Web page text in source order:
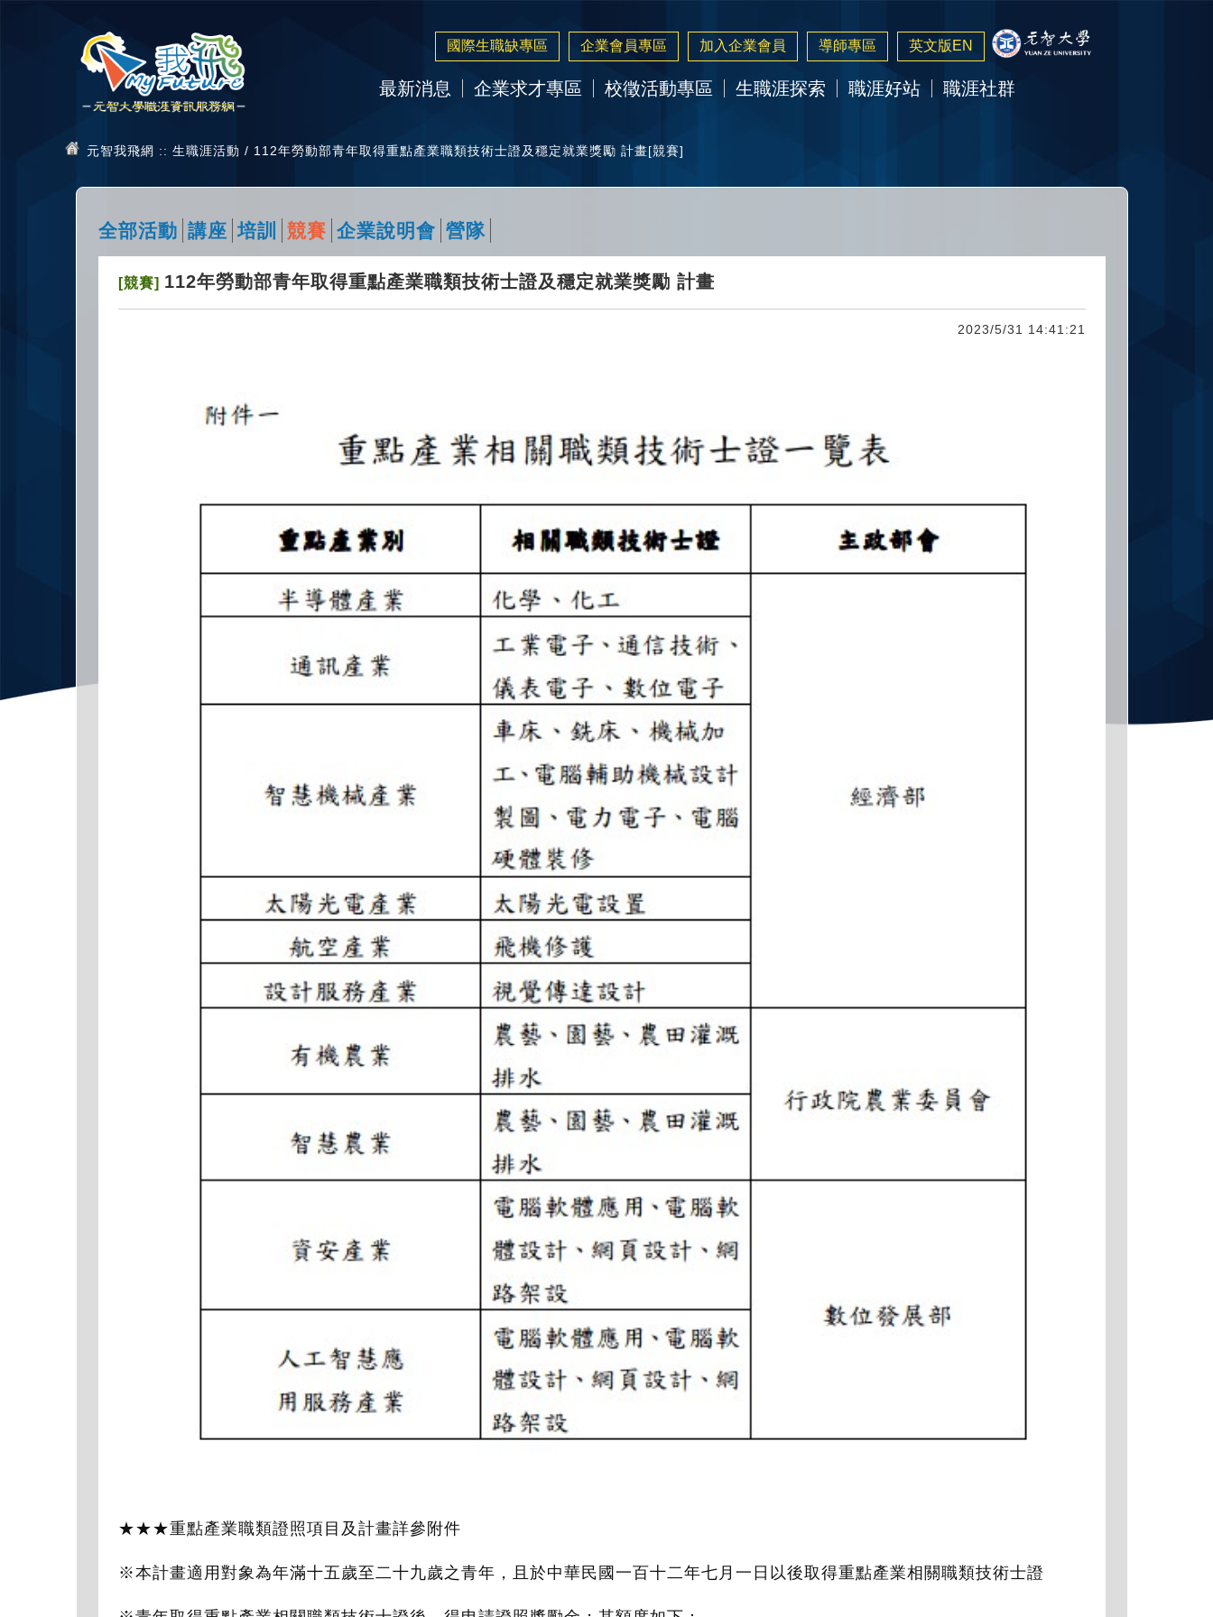
國際生職缺專區 企業會員專區 加入企業會員 導師專區 英文版EN
最新消息 企業求才專區 校徵活動專區 生職涯探索 職涯好站 職涯社群
元智我飛網 :: 生職涯活動 / 112年勞動部青年取得重點產業職類技術士證及穩定就業獎勵 計畫[競賽]
全部活動 講座 培訓 競賽 企業說明會 營隊
[競賽] 112年勞動部青年取得重點產業職類技術士證及穩定就業獎勵 計畫
2023/5/31 14:41:21
★★★重點產業職類證照項目及計畫詳參附件
※本計畫適用對象為年滿十五歲至二十九歲之青年，且於中華民國一百十二年七月一日以後取得重點產業相關職類技術士證